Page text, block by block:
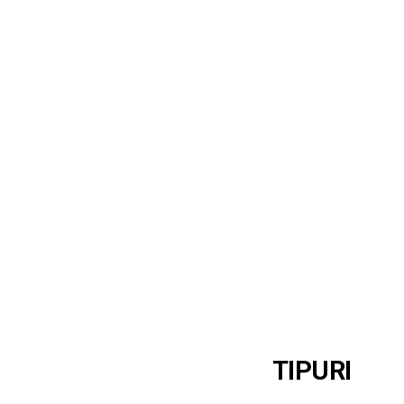
TIPURI